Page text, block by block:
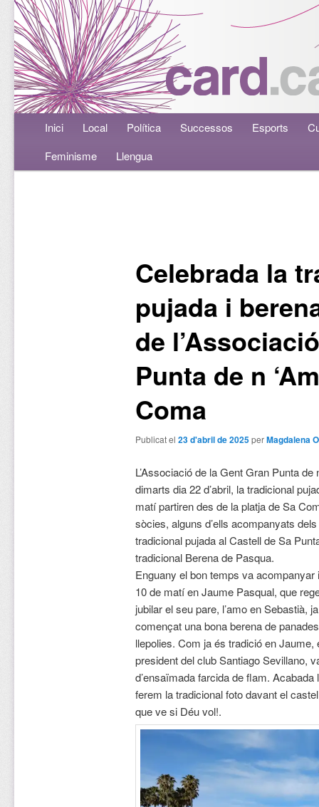
Menú principalAneu al contingut principal
Aneu al contingut secundari
Inici Local Política Successos Esports
Feminisme
Llengua
Celebrada la
pujada i
de
Punta de n
Coma
Publicat el 23 d'abril de 2025perMagdalena
L’Associació de la Gent Gran Punta
dimarts dia 22 d’abril, la tradicional
matí partiren des de la platja de Sa
sòcies, alguns d’ells acompanyats
tradicional pujada al Castell de Sa
tradicional Berena de Pasqua.
Enguany el bon temps va
10 de matí en Jaume Pasqual, que
jubilar el seu pare, l’amo en Sebastià,
començat una bona berena de
llepolies. Com ja és tradició en
president del club Santiago Sevillano,
d’ensaïmada farcida de flam.
ferem la tradicional foto davant el
que ve si Déu vol!.